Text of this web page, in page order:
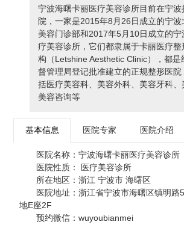
宁波海曙卡丽医疗美容诊所目前在宁波
院，一家是2015年8月26日成立的宁波
美容门诊部和2017年5月10日成立的宁
疗美容诊所，它们都隶属于卡丽医疗
构（Letshine Aesthetic Clinic），都是
督管理局登记批准建立的正规整形医
括医疗美容科、美容外科、美容牙科、
美容咨询等
基本信息 医院专家 医院介绍
医院名称：宁波海曙卡丽医疗美容诊所
医院性质：
医疗美容诊所
所在地区：浙江 宁波市 海曙区
医院地址：浙江省宁波市海曙区镇明路
地E座2F
预约微信：wuyoubianmei